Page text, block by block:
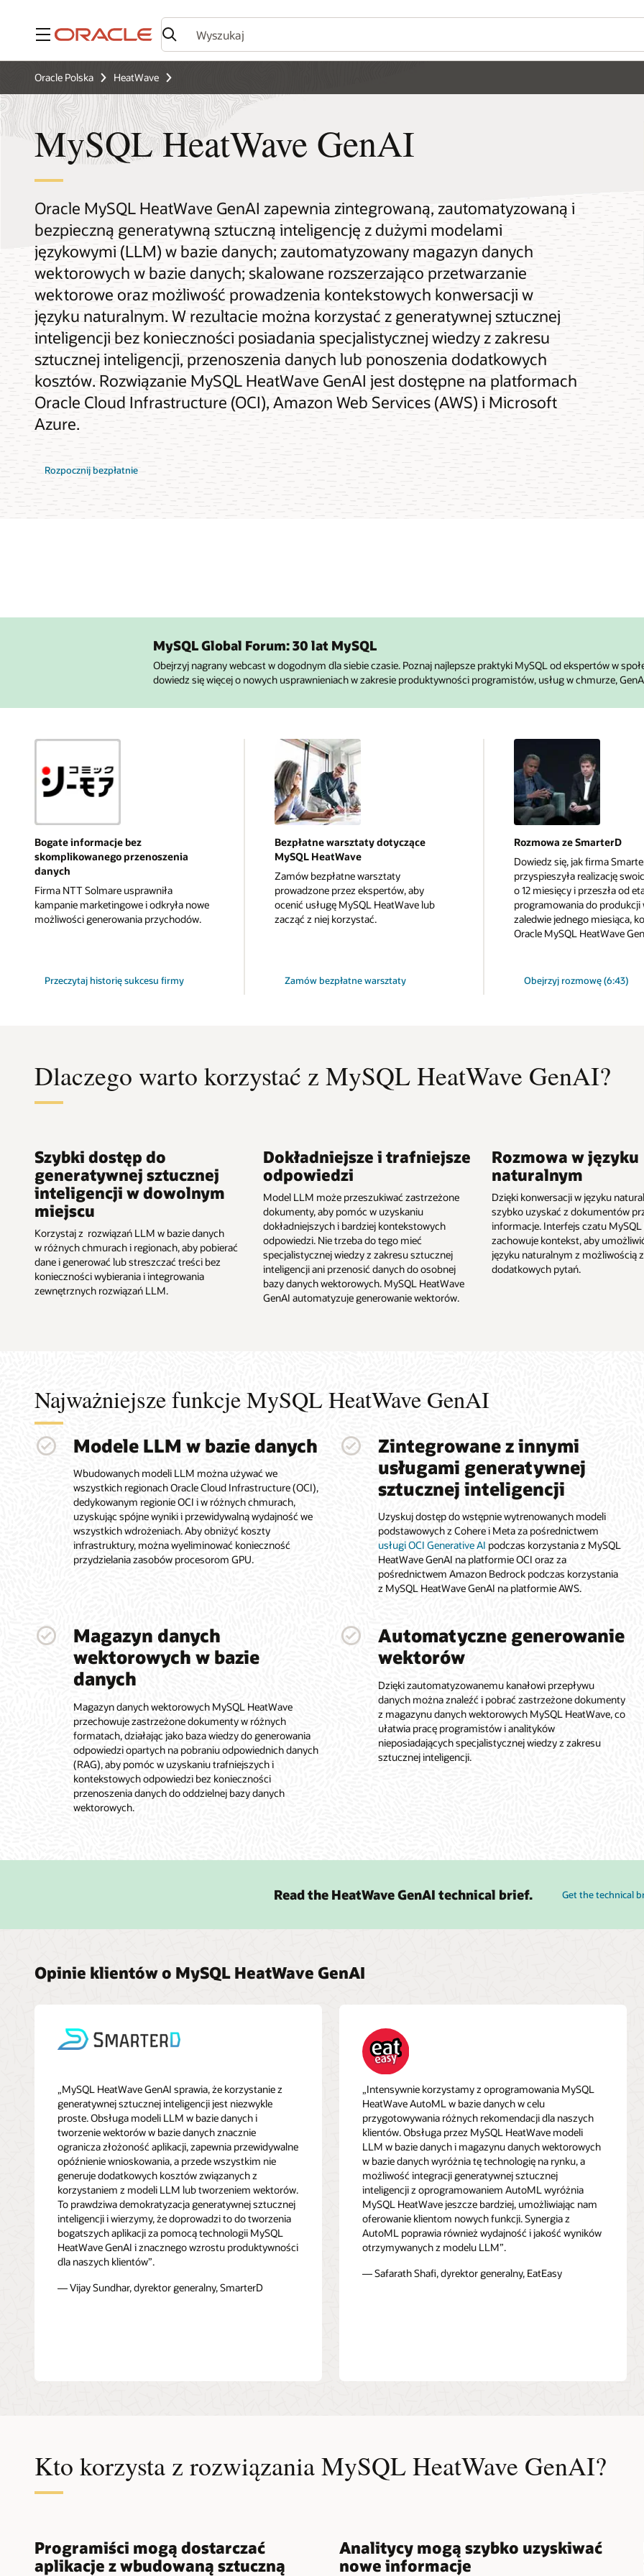
Menu
Oracle Polska HeatWave
MySQL HeatWave GenAI
Oracle MySQL HeatWave GenAI zapewnia zintegrowaną, zautomatyzowaną i
bezpieczną generatywną sztuczną inteligencję z dużymi modelami
językowymi (LLM) w bazie danych; zautomatyzowany magazyn danych
wektorowych w bazie danych; skalowane rozszerzająco przetwarzanie
wektorowe oraz możliwość prowadzenia kontekstowych konwersacji w
języku naturalnym. W rezultacie można korzystać z generatywnej sztucznej
inteligencji bez konieczności posiadania specjalistycznej wiedzy z zakresu
sztucznej inteligencji, przenoszenia danych lub ponoszenia dodatkowych
kosztów. Rozwiązanie MySQL HeatWave GenAI jest dostępne na platformach
Oracle Cloud Infrastructure (OCI), Amazon Web Services (AWS) i Microsoft
Azure.
Rozpocznij bezpłatnie
MySQL Global Forum: 30 lat MySQL
Obejrzyj nagrany webcast w dogodnym dla siebie czasie. Poznaj najlepsze praktyki MySQL od ekspertów w
dowiedz się więcej o nowych usprawnieniach w zakresie produktywności programistów, usług w chmurze,
Bogate informacje bez
skomplikowanego przenoszenia
danych
Firma NTT Solmare usprawniła
kampanie marketingowe i odkryła nowe
możliwości generowania przychodów.
Przeczytaj historię sukcesu firmy
Solmare
Bezpłatne warsztaty dotyczące
MySQL HeatWave
Zamów bezpłatne warsztaty
prowadzone przez ekspertów, aby
ocenić usługę MySQL HeatWave lub
zacząć z niej korzystać.
Zamów bezpłatne warsztaty
Rozmowa ze SmarterD
Dowiedz się, jak firma
przyspieszyła realizację
o 12 miesięcy i przeszła od
programowania do produkcji
zaledwie jednego miesiąca,
Oracle MySQL HeatWave
Obejrzyj rozmowę (6:43)
Dlaczego warto korzystać z MySQL HeatWave GenAI?
Szybki dostęp do
generatywnej sztucznej
inteligencji w dowolnym
miejscu
Korzystaj z rozwiązań LLM w bazie danych
w różnych chmurach i regionach, aby pobierać
dane i generować lub streszczać treści bez
konieczności wybierania i integrowania
zewnętrznych rozwiązań LLM.
Dokładniejsze i trafniejsze
odpowiedzi
Model LLM może przeszukiwać zastrzeżone
dokumenty, aby pomóc w uzyskaniu
dokładniejszych i bardziej kontekstowych
odpowiedzi. Nie trzeba do tego mieć
specjalistycznej wiedzy z zakresu sztucznej
inteligencji ani przenosić danych do osobnej
bazy danych wektorowych. MySQL HeatWave
GenAI automatyzuje generowanie wektorów.
Rozmowa w języku
naturalnym
Dzięki konwersacji w języku
szybko uzyskać z dokumentów
informacje. Interfejs czatu MySQL
zachowuje kontekst, aby
języku naturalnym z możliwością
dodatkowych pytań.
Najważniejsze funkcje MySQL HeatWave GenAI
Modele LLM w bazie danych
Wbudowanych modeli LLM można używać we
wszystkich regionach Oracle Cloud Infrastructure (OCI),
dedykowanym regionie OCI i w różnych chmurach,
uzyskując spójne wyniki i przewidywalną wydajność we
wszystkich wdrożeniach. Aby obniżyć koszty
infrastruktury, można wyeliminować konieczność
przydzielania zasobów procesorom GPU.
Zintegrowane z innymi
usługami generatywnej
sztucznej inteligencji
Uzyskuj dostęp do wstępnie wytrenowanych modeli
podstawowych z Cohere i Meta za pośrednictwem
usługi OCI Generative AI podczas korzystania z MySQL
HeatWave GenAI na platformie OCI oraz za
pośrednictwem Amazon Bedrock podczas korzystania
z MySQL HeatWave GenAI na platformie AWS.
Magazyn danych
wektorowych w bazie
danych
Magazyn danych wektorowych MySQL HeatWave
przechowuje zastrzeżone dokumenty w różnych
formatach, działając jako baza wiedzy do generowania
odpowiedzi opartych na pobraniu odpowiednich danych
(RAG), aby pomóc w uzyskaniu trafniejszych i
kontekstowych odpowiedzi bez konieczności
przenoszenia danych do oddzielnej bazy danych
wektorowych.
Automatyczne generowanie
wektorów
Dzięki zautomatyzowanemu kanałowi przepływu
danych można znaleźć i pobrać zastrzeżone dokumenty
z magazynu danych wektorowych MySQL HeatWave, co
ułatwia pracę programistów i analityków
nieposiadających specjalistycznej wiedzy z zakresu
sztucznej inteligencji.
Read the HeatWave GenAI technical brief. Get the technical
Opinie klientów o MySQL HeatWave GenAI
„MySQL HeatWave GenAI sprawia, że korzystanie z
generatywnej sztucznej inteligencji jest niezwykle
proste. Obsługa modeli LLM w bazie danych i
tworzenie wektorów w bazie danych znacznie
ogranicza złożoność aplikacji, zapewnia przewidywalne
opóźnienie wnioskowania, a przede wszystkim nie
generuje dodatkowych kosztów związanych z
korzystaniem z modeli LLM lub tworzeniem wektorów.
To prawdziwa demokratyzacja generatywnej sztucznej
inteligencji i wierzymy, że doprowadzi to do tworzenia
bogatszych aplikacji za pomocą technologii MySQL
HeatWave GenAI i znacznego wzrostu produktywności
dla naszych klientów”.
— Vijay Sundhar, dyrektor generalny, SmarterD
„Intensywnie korzystamy z oprogramowania MySQL
HeatWave AutoML w bazie danych w celu
przygotowywania różnych rekomendacji dla naszych
klientów. Obsługa przez MySQL HeatWave modeli
LLM w bazie danych i magazynu danych wektorowych
w bazie danych wyróżnia tę technologię na rynku, a
możliwość integracji generatywnej sztucznej
inteligencji z oprogramowaniem AutoML wyróżnia
MySQL HeatWave jeszcze bardziej, umożliwiając nam
oferowanie klientom nowych funkcji. Synergia z
AutoML poprawia również wydajność i jakość wyników
otrzymywanych z modelu LLM”.
— Safarath Shafi, dyrektor generalny, EatEasy
Kto korzysta z rozwiązania MySQL HeatWave GenAI?
Programiści mogą dostarczać
aplikacje z wbudowaną sztuczną
Analitycy mogą szybko uzyskiwać
nowe informacje